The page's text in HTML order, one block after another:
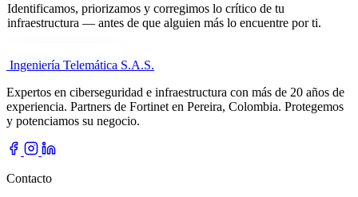
Identificamos, priorizamos y corregimos lo crítico de tu
infraestructura — antes de que alguien más lo encuentre por ti.
Ingeniería Telemática S.A.S.
Expertos en ciberseguridad e infraestructura con más de 20 años de
experiencia. Partners de Fortinet en Pereira, Colombia. Protegemos
y potenciamos su negocio.
Contacto